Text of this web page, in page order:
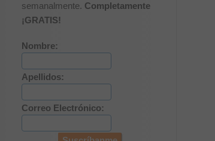
semanalmente. Completamente
¡GRATIS!
Nombre:
Apellidos:
Correo Electrónico: